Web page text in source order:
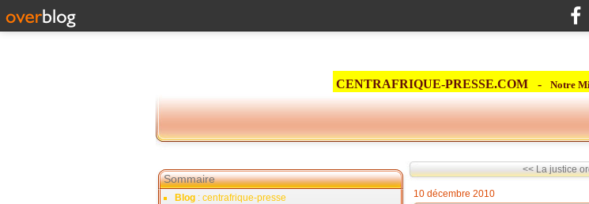
CENTRAFRIQUE-PRESSE.COM - Notre
Sommaire
Blog : centrafrique-presse
<< La justice
10 décembre 2010